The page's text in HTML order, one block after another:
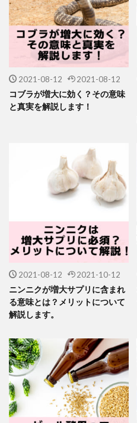
2021-08-12 2021-08-12
コブラが増大に効く？その意味
と真実を解説します！
2021-08-12 2021-10-12
ニンニクが増大サプリに含まれ
る意味とは？メリットについて
解説します。